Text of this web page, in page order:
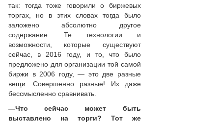
так: тогда тоже говорили о биржевых
торгах, но в этих словах тогда было
заложено абсолютно другое
содержание. Те технологии и
возможности, которые существуют
сейчас, в 2016 году, и то, что было
предложено для организации той самой
биржи в 2006 году, — это две разные
вещи. Совершенно разные! Их даже
бессмысленно сравнивать.
—Что сейчас может быть
выставлено на торги? Тот же